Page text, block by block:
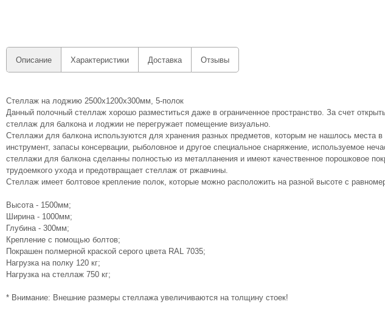
Описание Характеристики Доставка Отзывы
Стеллаж на лоджию 2500х1200х300мм, 5-полок
Данный полочный стеллаж хорошо разместиться даже в ограниченное пространство. За счет
стеллаж для балкона и лоджии не перегружает помещение визуально.
Стеллажи для балкона используются для хранения разных предметов, которым не нашлось места в
инструмент, запасы консервации, рыболовное и другое специальное снаряжение, используемое
стеллажи для балкона сделанны полностью из металланения и имеют качественное порошковое
трудоемкого ухода и предотвращает стеллаж от ржавчины.
Стеллаж имеет болтовое крепление полок, которые можно расположить на разной высоте с
Высота - 1500мм;
Ширина - 1000мм;
Глубина - 300мм;
Крепление с помощью болтов;
Покрашен полмерной краской серого цвета RAL 7035;
Нагрузка на полку 120 кг;
Нагрузка на стеллаж 750 кг;
* Внимание: Внешние размеры стеллажа увеличиваются на толщину стоек!